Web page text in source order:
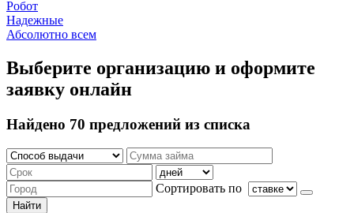
Робот
Надежные
Абсолютно всем
Выберите организацию и оформите
заявку онлайн
Найдено 70 предложений из списка
Сортировать по
Найти